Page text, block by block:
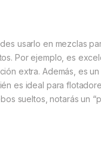
usarlo en mezclas
Por ejemplo, es
extra. Además, es
es ideal para
sueltos, notarás un